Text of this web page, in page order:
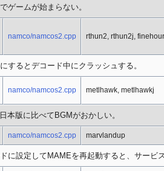
ゲームが始まらない。
namco/namcos2.cpp rthun2, rthun2j, finehour
するとデコード中にクラッシュする。
namco/namcos2.cpp metlhawk, metlhawkj
日本版に比べてBGMがおかしい。
namco/namcos2.cpp marvlandup
に設定してMAMEを再起動すると、サービ